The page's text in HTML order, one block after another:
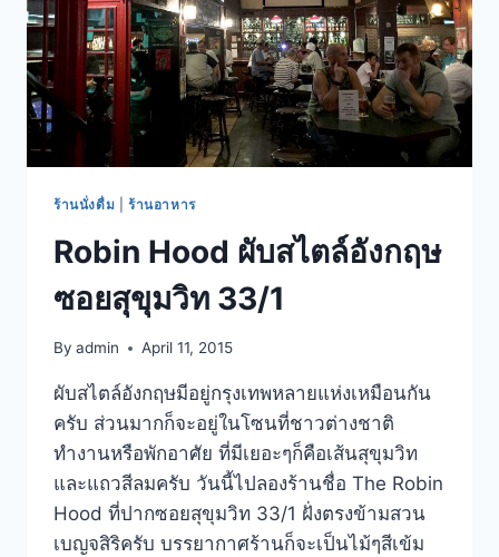
ร้านนั่งดื่ม ร้านอาหาร
Robin Hood ผับสไตล์อังกฤษ
ซอยสุขุมวิท 33/1
By admin April 11, 2015
ผับสไตล์อังกฤษมีอยู่กรุงเทพหลายแห่งเหมือนกัน
ครับ ส่วนมากก็จะอยู่ในโซนที่ชาวต่างชาติ
ทำงานหรือพักอาศัย ที่มีเยอะๆก็คือเส้นสุขุมวิท
และแถวสีลมครับ วันนี้ไปลองร้านชื่อ The Robin
Hood ที่ปากซอยสุขุมวิท 33/1 ฝั่งตรงข้ามสวน
เบญจสิริครับ บรรยากาศร้านก็จะเป็นไม้ๆสีเข้ม